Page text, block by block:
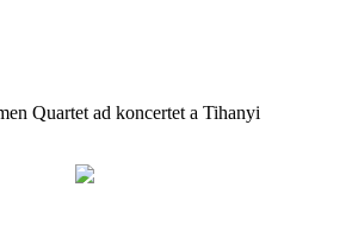
Quartet ad koncertet a Tihanyi